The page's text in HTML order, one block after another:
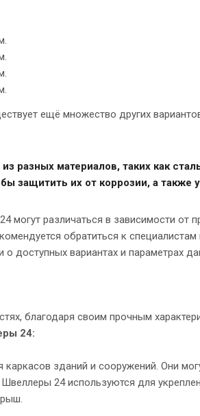
ещё множество других
разных материалов, таких как
защитить их от коррозии, а также
различаться в зависимости от
обратиться к
доступных вариантах и параметрах
благодаря своим прочным
24:
зданий и сооружений. Они
24 используются для